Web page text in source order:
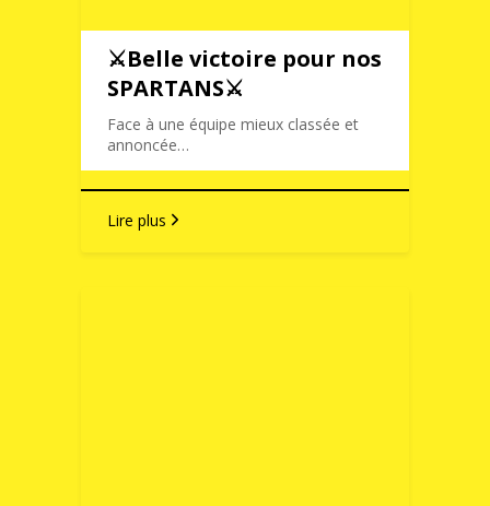
⚔️Belle victoire pour nos
SPARTANS⚔️
Face à une équipe mieux classée et
annoncée…
Lire plus